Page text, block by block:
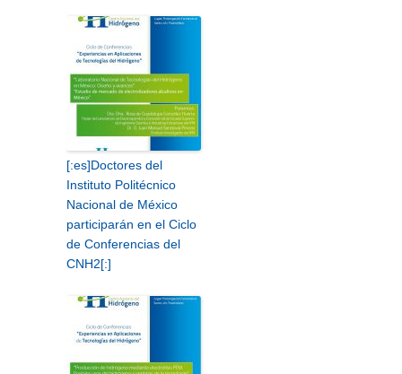
[:es]Doctores del
Instituto Politécnico
Nacional de México
participarán en el Ciclo
de Conferencias del
CNH2[:]